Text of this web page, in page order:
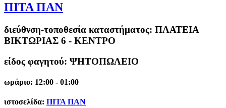
ΠΙΤΑ ΠΑΝ
διεύθνση-τοποθεσία καταστήματος: ΠΛΑΤΕΙΑ
ΒΙΚΤΩΡΙΑΣ 6 - ΚΕΝΤΡΟ
είδος φαγητού: ΨΗΤΟΠΩΛΕΙΟ
ωράριο: 12:00 - 01:00
ιστοσελίδα: ΠΙΤΑ ΠΑΝ